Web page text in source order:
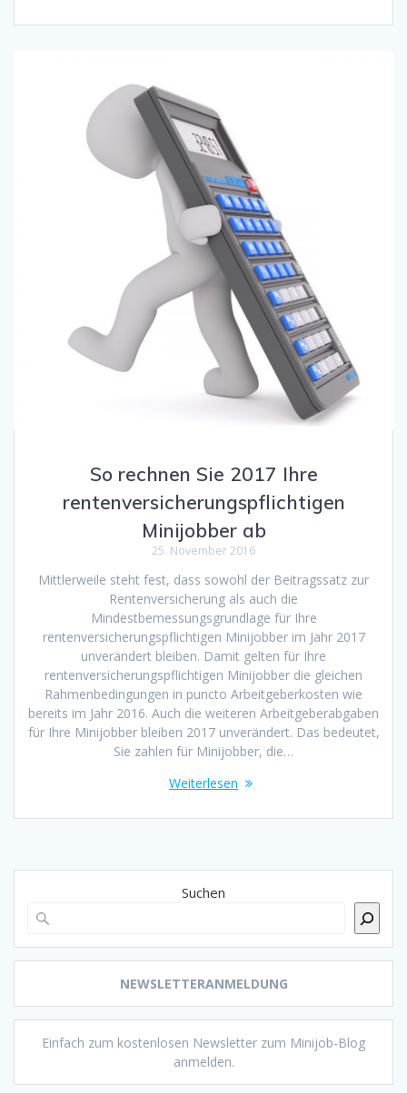
So rechnen Sie 2017 Ihre
rentenversicherungspflichtigen
Minijobber ab
25. November 2016
Mittlerweile steht fest, dass sowohl der Beitragssatz zur
Rentenversicherung als auch die
Mindestbemessungsgrundlage für Ihre
rentenversicherungspflichtigen Minijobber im Jahr 2017
unverändert bleiben. Damit gelten für Ihre
rentenversicherungspflichtigen Minijobber die gleichen
Rahmenbedingungen in puncto Arbeitgeberkosten wie
bereits im Jahr 2016. Auch die weiteren Arbeitgeberabgaben
für Ihre Minijobber bleiben 2017 unverändert. Das bedeutet,
Sie zahlen für Minijobber, die…
Weiterlesen
Suchen
NEWSLETTERANMELDUNG
Einfach zum kostenlosen Newsletter zum Minijob-Blog
anmelden.